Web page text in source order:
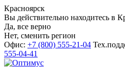
Красноярск
Вы действительно находитесь в
Да, все верно
Нет, сменить регион
Офис: +7 (800) 555-21-04
555-04-41